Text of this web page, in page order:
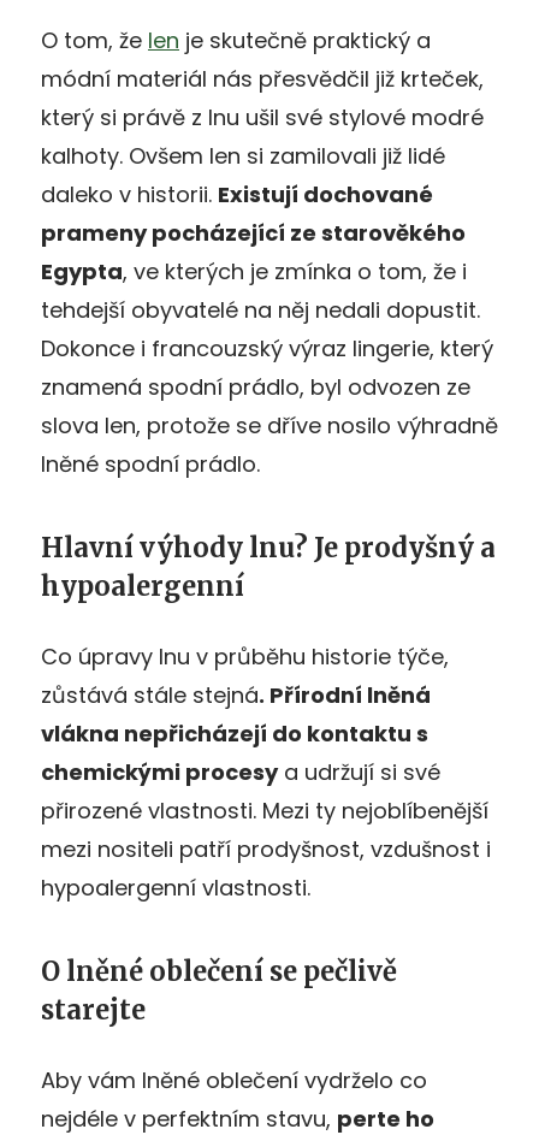
O tom, že len je skutečně praktický a
módní materiál nás přesvědčil již krteček,
který si právě z lnu ušil své stylové modré
kalhoty. Ovšem len si zamilovali již lidé
daleko v historii. Existují dochované
prameny pocházející ze starověkého
Egypta, ve kterých je zmínka o tom, že i
tehdejší obyvatelé na něj nedali dopustit.
Dokonce i francouzský výraz lingerie, který
znamená spodní prádlo, byl odvozen ze
slova len, protože se dříve nosilo výhradně
lněné spodní prádlo.
Hlavní výhody lnu? Je prodyšný a
hypoalergenní
Co úpravy lnu v průběhu historie týče,
zůstává stále stejná. Přírodní lněná
vlákna nepřicházejí do kontaktu s
chemickými procesya udržují si své
přirozené vlastnosti. Mezi ty nejoblíbenější
mezi nositeli patří prodyšnost, vzdušnost i
hypoalergenní vlastnosti.
O lněné oblečení se pečlivě
starejte
Aby vám lněné oblečení vydrželo co
nejdéle v perfektním stavu, perte ho